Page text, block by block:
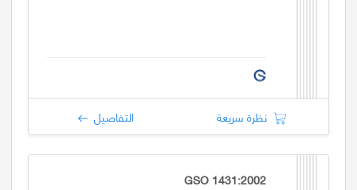
نظرة سريعة التفاصيل
GSO 1431:2002